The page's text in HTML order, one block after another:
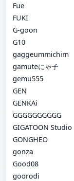
Fue
FUKI
G-goon
G10
gaggeummichim
gamuteにゃ子
gemu555
GEN
GENKAi
GGGGGGGGGG
GIGATOON Studio
GONGHEO
gonza
Good08
goorodi